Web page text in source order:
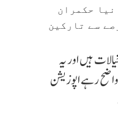
حکمران
سے تارکین
ہیں اور یہ
رہے اپوزیشن